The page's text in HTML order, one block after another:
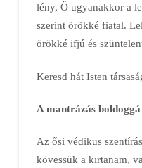
lény, Ő ugyanakkor a
szerint örökké fiatal.
örökké ifjú és
Keresd hát Isten
A mantrázás boldoggá
Az ősi védikus
kövessük a kīrtanam,